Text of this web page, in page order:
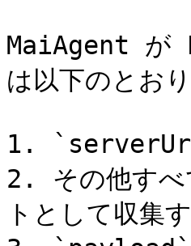
MaiAgent が
は以下のとおり
1.
2. その他す
トとして収集